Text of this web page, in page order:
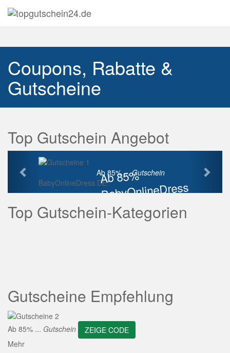
Coupons, Rabatte &
Gutscheine
Top Gutschein Angebot
Ab 85%
BabyOnlineDress
Rabatt
Ab 85% ...Gutschein
BabyOnlineDress DE
Vorherige
Top Gutschein-Kategorien
Gutscheine Empfehlung
Ab 85% ... Gutschein
ZEIGE CODE
Mehr